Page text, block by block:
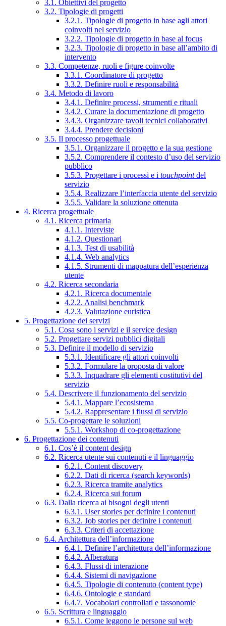
3.1. Obiettivi del progetto
3.2. Tipologie di progetti
3.2.1. Tipologie di progetto in base agli attori
coinvolti nel servizio
3.2.2. Tipologie di progetto in base al focus
3.2.3. Tipologie di progetto in base all’ambito di
intervento
3.3. Competenze, ruoli e figure coinvolte
3.3.1. Coordinatore di progetto
3.3.2. Definire ruoli e responsabilità
3.4. Metodo di lavoro
3.4.1. Definire processi, strumenti e rituali
3.4.2. Curare la documentazione di progetto
3.4.3. Organizzare tavoli tecnici collaborativi
3.4.4. Prendere decisioni
3.5. Il processo progettuale
3.5.1. Organizzare il progetto e la sua gestione
3.5.2. Comprendere il contesto d’uso del servizio
pubblico
3.5.3. Progettare i processi e i touchpointdel
servizio
3.5.4. Realizzare l’interfaccia utente del servizio
3.5.5. Validare la soluzione ottenuta
4. Ricerca progettuale
4.1. Ricerca primaria
4.1.1. Interviste
4.1.2. Questionari
4.1.3. Test di usabilità
4.1.4. Web analytics
4.1.5. Strumenti di mappatura dell’esperienza
utente
4.2. Ricerca secondaria
4.2.1. Ricerca documentale
4.2.2. Analisi benchmark
4.2.3. Valutazione euristica
5. Progettazione dei servizi
5.1. Cosa sono i servizi e il service design
5.2. Progettare servizi pubblici digitali
5.3. Definire il modello di servizio
5.3.1. Identificare gli attori coinvolti
5.3.2. Formulare la proposta di valore
5.3.3. Inquadrare gli elementi costitutivi del
servizio
5.4. Descrivere il funzionamento del servizio
5.4.1. Mappare l’ecosistema
5.4.2. Rappresentare i flussi di servizio
5.5. Co-progettare le soluzioni
5.5.1. Workshop di co-progettazione
6. Progettazione dei contenuti
6.1. Cos’è il content design
6.2. Ricerca utente sui contenuti e il linguaggio
6.2.1. Content discovery
6.2.2. Dati di ricerca (search keywords)
6.2.3. Ricerca tramite analytics
6.2.4. Ricerca sui forum
6.3. Dalla ricerca ai bisogni degli utenti
6.3.1. User stories per definire i contenuti
6.3.2. Job stories per definire i contenuti
6.3.3. Criteri di accettazione
6.4. Architettura dell’informazione
6.4.1. Definire l’architettura dell’informazione
6.4.2. Alberatura
6.4.3. Flussi di interazione
6.4.4. Sistemi di navigazione
6.4.5. Tipologie di contenuto (content type)
6.4.6. Ontologie e standard
6.4.7. Vocabolari controllati e tassonomie
6.5. Scrittura e linguaggio
6.5.1. Come leggono le persone sul web